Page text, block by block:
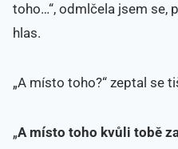
toho…“, odmlčela jsem se,
hlas.
„A místo toho?“ zeptal se
„A místo toho kvůli tobě